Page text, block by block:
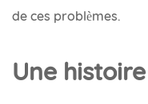
de ces problèmes.
Une